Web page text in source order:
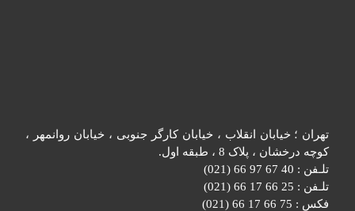
تهران ؛ خیابان انقلاب ، خیابان کارگر جنوبی ، خیابان روانمهر ،
کوچه درخشان ، پلاک 8 ، طبقه اول.
تلـفن : 40 67 97 66 (021)
تلـفن : 25 66 17 66 (021)
فکس : 75 66 17 66 (021)